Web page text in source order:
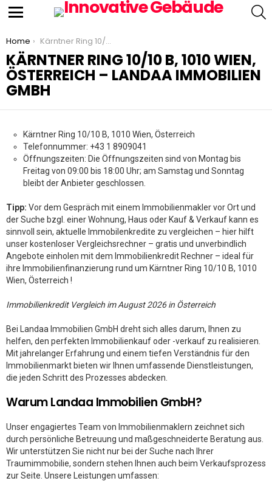
You are here:
Home Kärntner Ring 10/10 B, 1010 Wien, Österreich – Landaa Immobilien GmbH
KÄRNTNER RING 10/10 B, 1010 WIEN,
ÖSTERREICH – LANDAA IMMOBILIEN
GMBH
Kärntner Ring 10/10 B, 1010 Wien, Österreich
Telefonnummer: +43 1 8909041
Öffnungszeiten: Die Öffnungszeiten sind von Montag bis
Freitag von 09:00 bis 18:00 Uhr; am Samstag und Sonntag
bleibt der Anbieter geschlossen.
Tipp: Vor dem Gespräch mit einem Immobilienmakler vor Ort und
der Suche bzgl. einer Wohnung, Haus oder Kauf & Verkauf kann es
sinnvoll sein, aktuelle Immobilenkredite zu vergleichen – hier hilft
unser kostenloser Vergleichsrechner – gratis und unverbindlich
Angebote einholen mit dem Immobilienkredit Rechner – ideal für
ihre Immobilienfinanzierung rund um Kärntner Ring 10/10 B, 1010
Wien, Österreich !
Immobilienkredit Vergleich im August 2026 in Österreich
Bei Landaa Immobilien GmbH dreht sich alles darum, Ihnen zu
helfen, den perfekten Immobilienkauf oder -verkauf zu realisieren.
Mit jahrelanger Erfahrung und einem tiefen Verständnis für den
Immobilienmarkt bieten wir Ihnen umfassende Dienstleistungen,
die jeden Schritt des Prozesses abdecken.
Warum Landaa Immobilien GmbH?
Unser engagiertes Team von Immobilienmaklern zeichnet sich
durch persönliche Betreuung und maßgeschneiderte Beratung aus.
Wir unterstützen Sie nicht nur bei der Suche nach Ihrer
Traumimmobilie, sondern stehen Ihnen auch beim Verkaufsprozess
zur Seite. Unsere Leistungen umfassen: